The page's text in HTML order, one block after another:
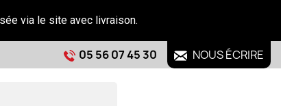
via le site avec livraison.
05 56 07 45 30 NOUS ÉCRIRE